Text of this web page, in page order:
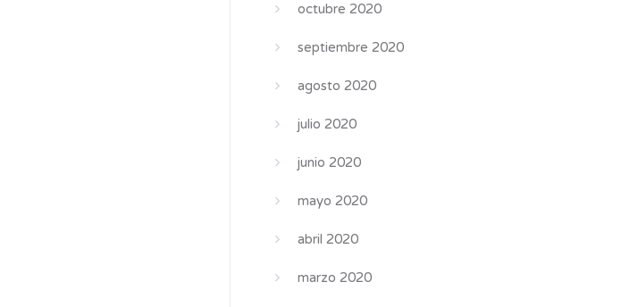
octubre 2020
septiembre 2020
agosto 2020
julio 2020
junio 2020
mayo 2020
abril 2020
marzo 2020